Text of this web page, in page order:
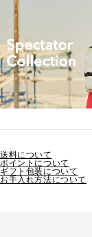
送料について
ポイントについて
ギフト包装について
お手入れ方法について